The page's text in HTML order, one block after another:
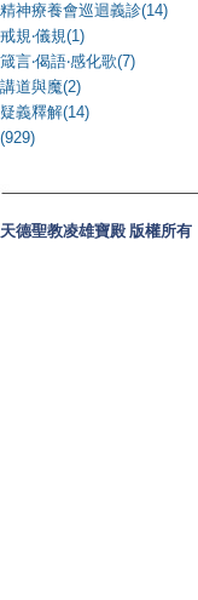
精神療養會巡迴義診(14)
戒規‧儀規(1)
箴言‧偈語‧感化歌(7)
講道與魔(2)
疑義釋解(14)
(929)
天德聖教凌雄寶殿 版權所有